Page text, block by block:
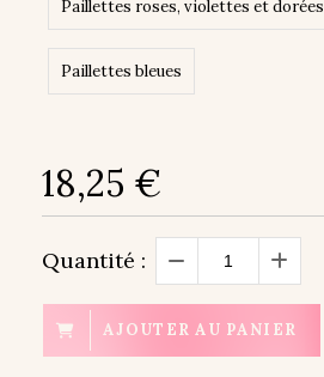
Paillettes roses, violettes et dorées
Paillettes bleues
18,25 €
Quantité :
AJOUTER AU PANIER